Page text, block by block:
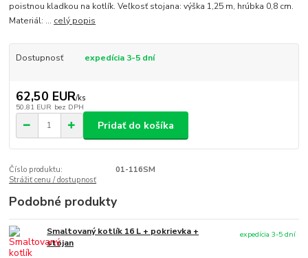
poistnou kladkou na kotlík. Veľkosť stojana: výška 1,25 m, hrúbka 0,8 cm.
Materiál: ... celý popis
Dostupnosť expedícia 3-5 dní
62,50 EUR/ks
50,81 EUR bez DPH
Pridať do košíka
Číslo produktu:
01-116SM
Strážiť cenu / dostupnosť
Podobné produkty
Smaltovaný kotlík 16 L + pokrievka +
stojan
expedícia 3-5 dní